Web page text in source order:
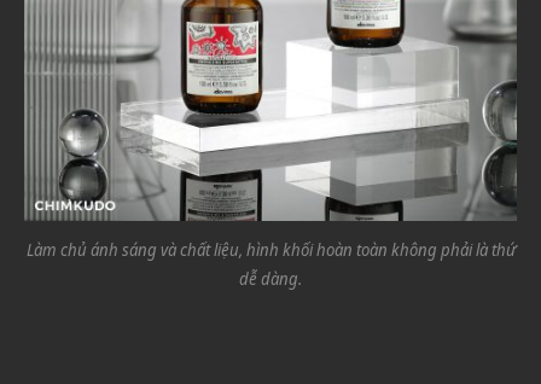
Làm chủ ánh sáng và chất liệu, hình khối hoàn toàn không phải là thứ
dễ dàng.